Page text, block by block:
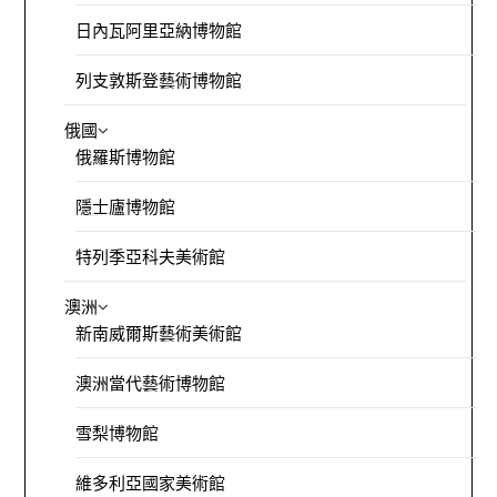
日內瓦阿里亞納博物館
列支敦斯登藝術博物館
俄國
俄羅斯博物館
隱士廬博物館
特列季亞科夫美術館
澳洲
新南威爾斯藝術美術館
澳洲當代藝術博物館
雪梨博物館
維多利亞國家美術館